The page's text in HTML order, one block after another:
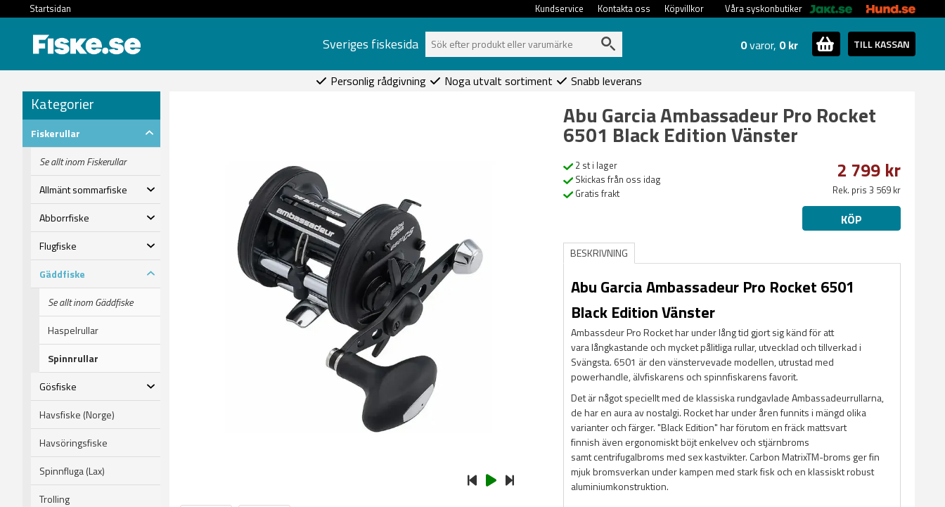
Startsidan Våra syskonbutiker
Köpvillkor
Kontakta oss
Kundservice
Sveriges fiskesida 0varor, 0 kr TILL KASSAN
Personlig rådgivning Noga utvalt sortiment Snabb leverans
Kategorier
Fiskerullar
Se allt inom Fiskerullar
Allmänt sommarfiske
Abborrfiske
Flugfiske
Gäddfiske
Se allt inom Gäddfiske
Haspelrullar
Spinnrullar
Gösfiske
Havsfiske (Norge)
Havsöringsfiske
Spinnfluga (Lax)
Trolling
Abu Garcia Ambassadeur Pro Rocket
6501 Black Edition Vänster
2 st i lager
Skickas från oss idag
Gratis frakt
2 799 kr
Rek. pris 3 569 kr
KÖP
BESKRIVNING
Abu Garcia Ambassadeur Pro Rocket 6501
Black Edition Vänster
Ambassdeur Pro Rocket har under lång tid gjort sig känd för att
vara långkastande och mycket pålitliga rullar, utvecklad och tillverkad i
Svängsta. 6501 är den vänstervevade modellen, utrustad med
powerhandle, älvfiskarens och spinnfiskarens favorit.
Det är något speciellt med de klassiska rundgavlade Ambassadeurrullarna,
de har en aura av nostalgi. Rocket har under åren funnits i mängd olika
varianter och färger. "Black Edition" har förutom en fräck mattsvart
finnish även ergonomiskt böjt enkelvev och stjärnbroms
samt centrifugalbroms med sex kastvikter. Carbon MatrixTM-broms ger fin
mjuk bromsverkan under kampen med stark fisk och en klassiskt robust
aluminiumkonstruktion.